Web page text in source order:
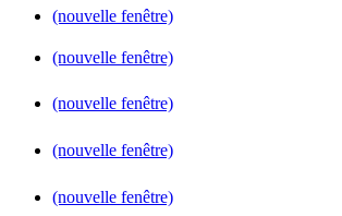
(nouvelle fenêtre)
(nouvelle fenêtre)
(nouvelle fenêtre)
(nouvelle fenêtre)
(nouvelle fenêtre)